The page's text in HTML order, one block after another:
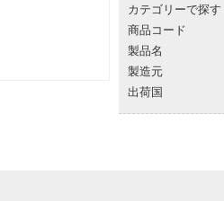
カテゴリーで探す
商品コード
製品名
製造元
出荷国